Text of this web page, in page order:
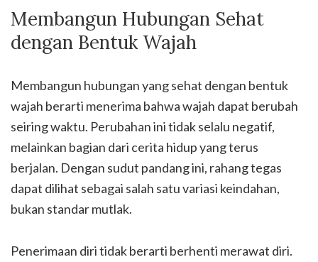
Membangun Hubungan Sehat
dengan Bentuk Wajah
Membangun hubungan yang sehat dengan bentuk
wajah berarti menerima bahwa wajah dapat berubah
seiring waktu. Perubahan ini tidak selalu negatif,
melainkan bagian dari cerita hidup yang terus
berjalan. Dengan sudut pandang ini, rahang tegas
dapat dilihat sebagai salah satu variasi keindahan,
bukan standar mutlak.
Penerimaan diri tidak berarti berhenti merawat diri.